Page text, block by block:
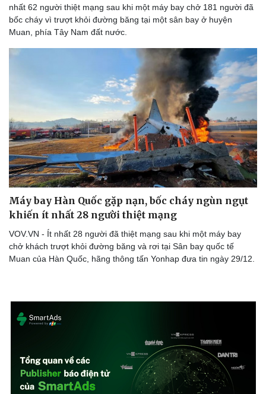
nhất 62 người thiệt mạng sau khi một máy bay chở 181 người đã
bốc cháy vì trượt khỏi đường băng tại một sân bay ở huyện
Muan, phía Tây Nam đất nước.
Máy bay Hàn Quốc gặp nạn, bốc cháy ngùn ngụt
khiến ít nhất 28 người thiệt mạng
VOV.VN - Ít nhất 28 người đã thiệt mạng sau khi một máy bay
chở khách trượt khỏi đường băng và rơi tại Sân bay quốc tế
Muan của Hàn Quốc, hãng thông tấn Yonhap đưa tin ngày 29/12.